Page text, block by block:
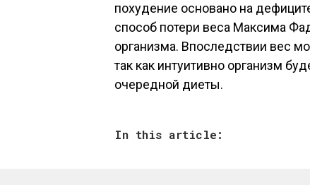
похудение основано на
способ потери веса Максима
организма. Впоследствии вес
так как интуитивно организм
очередной диеты.
In this article: